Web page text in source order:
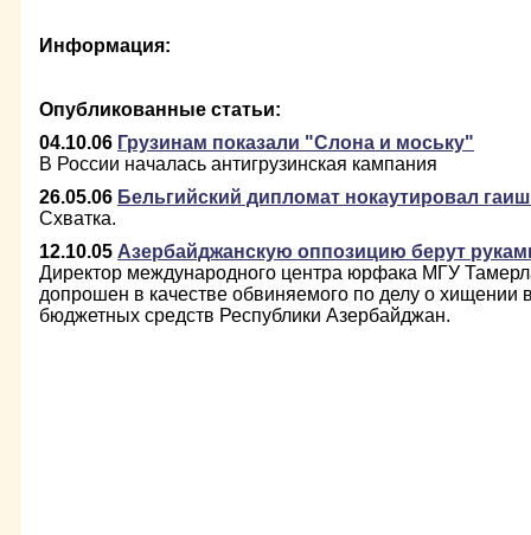
Информация:
Опубликованные статьи:
04.10.06 Грузинам показали "Слона и моську"
В России началась антигрузинская кампания
26.05.06 Бельгийский дипломат нокаутировал
Схватка.
12.10.05 Азербайджанскую оппозицию берут
Директор международного центра юрфака МГУ
допрошен в качестве обвиняемого по делу о хищении
бюджетных средств Республики Азербайджан.